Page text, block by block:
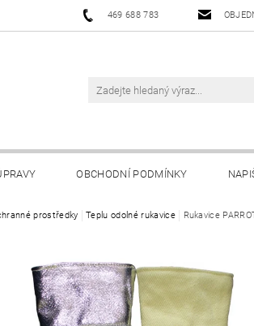
469 688 783
OBCHODNÍ PODMÍNKY
prostředky Teplu odolné rukavice Rukavice